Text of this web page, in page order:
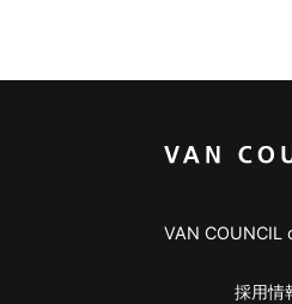
VAN COUNCIL
採用情